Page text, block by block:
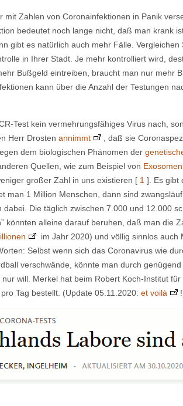
mit Zahlen von Coronainfektionen in Panik
bedeutet noch lange nicht, daß man krank
gibt es natürlich auch mehr Fälle. Vergleichen
in Ihrer Stadt. Je mehr kontrolliert wird,
Bußgeld eintreiben, braucht man nur mehr
kann über die Anzahl der Testungen
Test kein vermehrungsfähiges Virus nach,
Herr Drosten annimmt
, daß sie
dem biologischen Phänomen der
Quellen, wie zum Beispiel von Exosomen
großer Zahl in uns existieren [ 1 ]. Es gibt
man 1 Million Menschen, dann sind
dabei. Die täglich zwischen 7.000 und 12.000
könnten alleine darauf beruhen, daß man die
im Jahr 2020) und völlig sinnlos auch
Selbst wenn sich das Coronavirus wie
verschwände, könnte man durch genügend
will. Merkel hat beim Robert Koch-Institut
Tag bestellt. (Update 05.11.2020: et voilà